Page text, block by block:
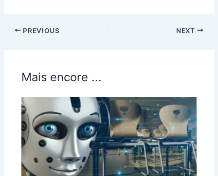
PREVIOUS NEXT
Mais encore ...